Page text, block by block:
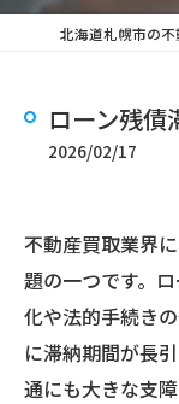
ローン残債
2026/02/17
不動産買取業界
題の一つです。
化や法的手続き
に滞納期間が長
通にも大きな支